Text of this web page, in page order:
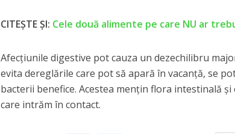
CITEȘTE ȘI: Cele două alimente pe care NU ar
Afecţiunile digestive pot cauza un dezechilibru
evita dereglările care pot să apară în vacanţă, se
bacterii benefice. Acestea menţin flora intestinală
care intrăm în contact.